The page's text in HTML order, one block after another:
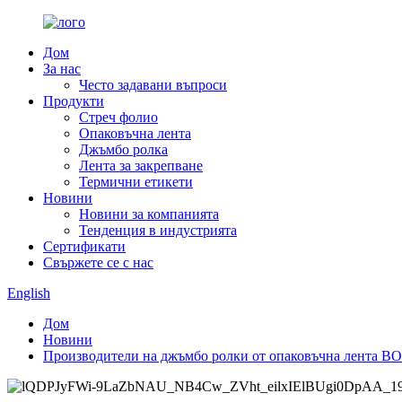
Дом
За нас
Често задавани въпроси
Продукти
Стреч фолио
Опаковъчна лента
Джъмбо ролка
Лента за закрепване
Термични етикети
Новини
Новини за компанията
Тенденция в индустрията
Сертификати
Свържете се с нас
English
Дом
Новини
Производители на джъмбо ролки от опаковъчна лента